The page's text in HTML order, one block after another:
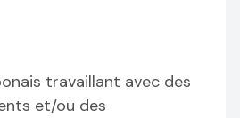
travaillant avec des
et/ou des